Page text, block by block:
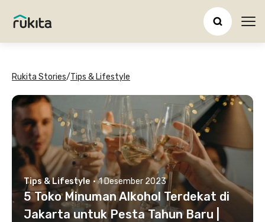
Rukita Stories/Tips & Lifestyle
Tips & Lifestyle · 1 Desember 2023
5 Toko Minuman Alkohol Terdekat di
Jakarta untuk Pesta Tahun Baru |